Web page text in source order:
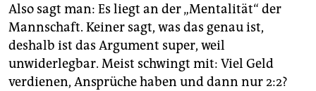
Also sagt man: Es liegt an der „Mentalität“ der
Mannschaft. Keiner sagt, was das genau ist,
deshalb ist das Argument super, weil
unwiderlegbar. Meist schwingt mit: Viel Geld
verdienen, Ansprüche haben und dann nur 2:2?